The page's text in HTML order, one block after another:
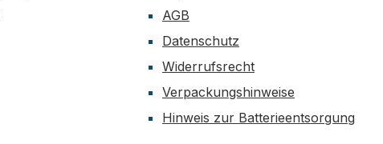
AGB
Datenschutz
Widerrufsrecht
Verpackungshinweise
Hinweis zur Batterieentsorgung